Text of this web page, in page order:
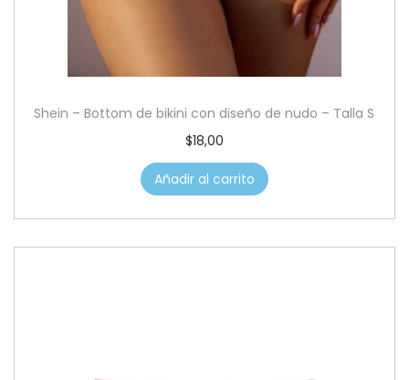
Shein – Bottom de bikini con diseño de nudo – Talla S
$18,00
Añadir al carrito